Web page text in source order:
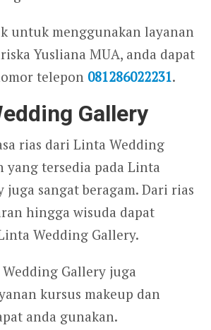
untuk menggunakan layanan
Yusliana MUA, anda dapat
telepon 081286022231.
Gallery
rias dari Linta Wedding
yang tersedia pada Linta
juga sangat beragam. Dari rias
hingga wisuda dapat
Wedding Gallery.
Gallery juga
kursus makeup dan
anda gunakan.